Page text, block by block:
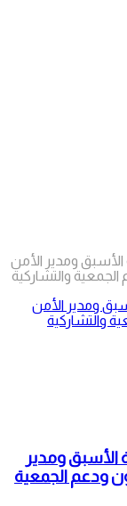
الأسبق ومدير الأمن
والتشاركية
الأسبق ومدير
ودعم الجمعية